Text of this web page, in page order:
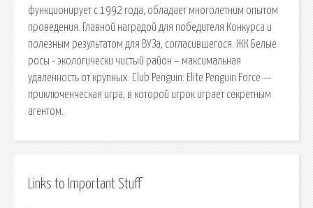
функционирует с 1992 года, обладает многолетним опытом
проведения. Главной наградой для победителя Конкурса и
полезным результатом для ВУЗа, согласившегося. ЖК Белые
росы - экологически чистый район – максимальная
удаленность от крупных. Club Penguin: Elite Penguin Force —
приключенческая игра, в которой игрок играет секретным
агентом.
Links to Important Stuff